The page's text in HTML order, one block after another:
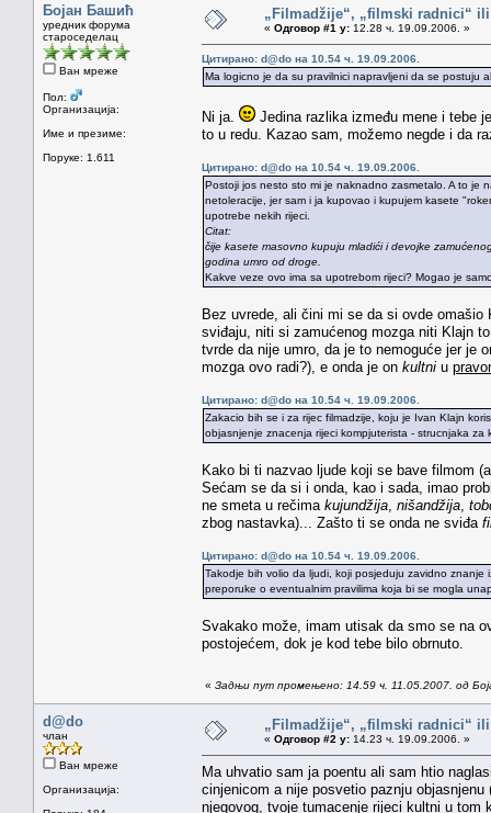
Бојан Башић
уредник форума
староседелац
Ван мреже
Пол:
Организација:
Име и презиме:
Поруке: 1.611
„Filmadžije“, „filmski radnici“
« Одговор #1 у: 12.28 ч. 19.09.2006. »
Цитирано: d@do на 10.54 ч. 19.09.2006.
Ma logicno je da su pravilnici napravljeni da se postuju
Ni ja.
Jedina razlika između mene i tebe
to u redu. Kazao sam, možemo negde i da
Цитирано: d@do на 10.54 ч. 19.09.2006.
Postoji jos nesto sto mi je naknadno zasmetalo. A to je
netoleracije, jer sam i ja kupovao i kupujem kasete
upotrebe nekih rijeci.
Citat:
čije kasete masovno kupuju mladići i devojke
godina umro od droge.
Kakve veze ovo ima sa upotrebom rijeci? Mogao je
Bez uvrede, ali čini mi se da si ovde
sviđaju, niti si zamućenog mozga niti Klajn
tvrde da nije umro, da je to nemoguće jer je
mozga ovo radi?), e onda je on kultni u
Цитирано: d@do на 10.54 ч. 19.09.2006.
Zakacio bih se i za rijec filmadzije, koju je Ivan Klajn
objasnjenje znacenja rijeci kompjuterista - strucnjaka
Kako bi ti nazvao ljude koji se bave filmom
Sećam se da si i onda, kao i sada, imao
ne smeta u rečima kujundžija nišandžija
zbog nastavka)... Zašto ti se onda ne sviđa
Цитирано: d@do на 10.54 ч. 19.09.2006.
Takodje bih volio da ljudi, koji posjeduju zavidno
preporuke o eventualnim pravilima koja bi se mogla
Svakako može, imam utisak da smo se na
postojećem, dok je kod tebe bilo obrnuto.
« Задњи пут промењено: 14.59 ч. 11.05.2007. од
d@do
члан
Ван мреже
Организација:
„Filmadžije“, „filmski radnici“
« Одговор #2 у: 14.23 ч. 19.09.2006. »
Ma uhvatio sam ja poentu ali sam htio
cinjenicom a nije posvetio paznju
njegovog, tvoje tumacenje rijeci kultni u tom